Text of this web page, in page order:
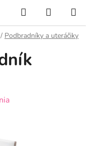
Hľadať
KOŠÍK
/ Podbradníky a uteráčiky